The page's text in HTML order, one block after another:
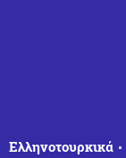
Ελληνοτουρκικά